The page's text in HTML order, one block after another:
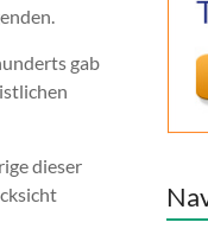
gab
dieser